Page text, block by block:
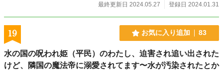
最終更新日 2024.05.27
登録日 2024.01.31
19 お気に入り追加 83
水の国の呪われ姫（平民）のわたし、迫害され追い出された
けど、隣国の魔法帝に溺愛されてます〜水が汚染されたとか